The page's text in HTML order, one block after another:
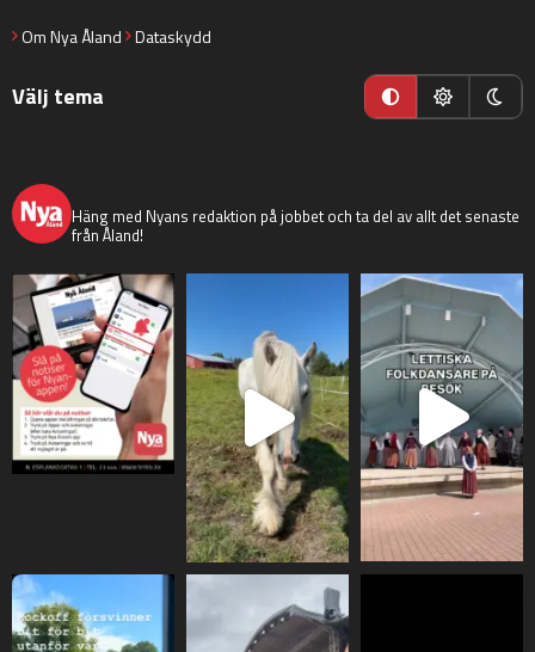
Om Nya Åland Dataskydd
Välj tema
Häng med Nyans redaktion på jobbet och ta del av allt det senaste
från Åland!